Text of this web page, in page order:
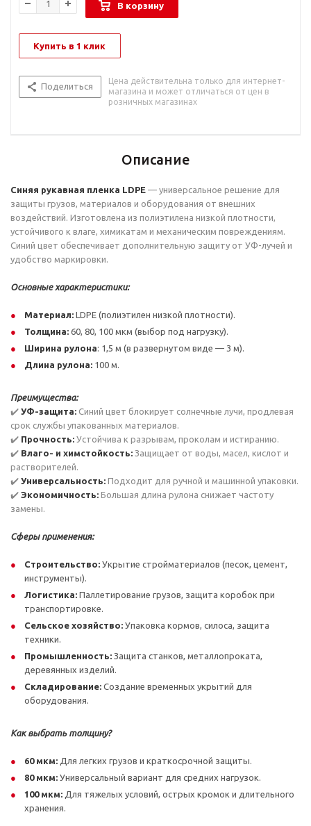
В корзину
Купить в 1 клик
Поделиться
Цена действительна только для интернет-
магазина и может отличаться от цен в
розничных магазинах
Описание
Синяя рукавная пленка LDPE — универсальное решение для
защиты грузов, материалов и оборудования от внешних
воздействий. Изготовлена из полиэтилена низкой плотности,
устойчивого к влаге, химикатам и механическим повреждениям.
Синий цвет обеспечивает дополнительную защиту от УФ-лучей и
удобство маркировки.
Основные характеристики:
Материал: LDPE (полиэтилен низкой плотности).
Толщина: 60, 80, 100 мкм (выбор под нагрузку).
Ширина рулона: 1,5 м (в развернутом виде — 3 м).
Длина рулона: 100 м.
Преимущества:
✔️ УФ-защита: Синий цвет блокирует солнечные лучи, продлевая
срок службы упакованных материалов.
✔️ Прочность: Устойчива к разрывам, проколам и истиранию.
✔️ Влаго- и химстойкость: Защищает от воды, масел, кислот и
растворителей.
✔️ Универсальность: Подходит для ручной и машинной упаковки.
✔️ Экономичность: Большая длина рулона снижает частоту
замены.
Сферы применения:
Строительство: Укрытие стройматериалов (песок, цемент,
инструменты).
Логистика: Паллетирование грузов, защита коробок при
транспортировке.
Сельское хозяйство: Упаковка кормов, силоса, защита
техники.
Промышленность: Защита станков, металлопроката,
деревянных изделий.
Складирование: Создание временных укрытий для
оборудования.
Как выбрать толщину?
60 мкм: Для легких грузов и краткосрочной защиты.
80 мкм: Универсальный вариант для средних нагрузок.
100 мкм: Для тяжелых условий, острых кромок и длительного
хранения.